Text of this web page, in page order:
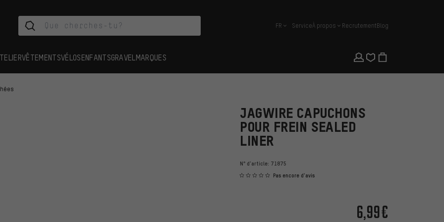
français
FR ServiceÀ propos RecrutementBlog
VÊTEMENTSVÉLOSENFANTSGRAVEL MARQUES
JAGWIRE CAPUCHONS
POUR FREIN SEALED
LINER
N° d'article: 71875
Pas encore d'avis
6,99€